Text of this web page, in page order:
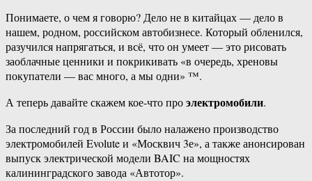
Понимаете, о чем я говорю? Дело не в китайцах — дело в
нашем, родном, российском автобизнесе. Который обленился,
разучился напрягаться, и всё, что он умеет — это рисовать
заоблачные ценники и покрикивать «в очередь, хреновы
покупатели — вас много, а мы одни» ™.
А теперь давайте скажем кое-что проэлектромобили.
За последний год в России было налажено производство
электромобилей Evolute и «Москвич 3е», а также анонсирован
выпуск электрической модели BAIC на мощностях
калининградского завода «Автотор».